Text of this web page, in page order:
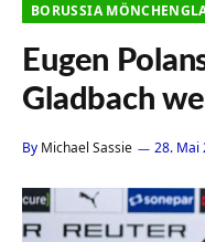
BORUSSIA
Eugen
Gladbach
By Michael Sassie 28. Mai